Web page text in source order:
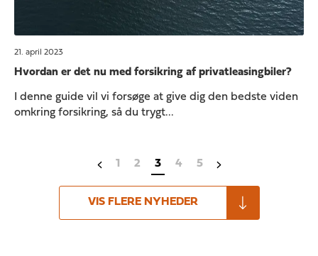
21. april 2023
Hvordan er det nu med forsikring af privatleasingbiler?
I denne guide vil vi forsøge at give dig den bedste viden
omkring forsikring, så du trygt...
1 2 3 4 5
VIS FLERE NYHEDER